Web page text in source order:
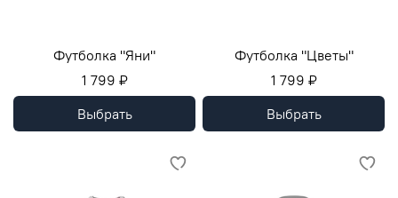
Футболка "Яни"
1 799 ₽
Выбрать
Футболка "Цветы"
1 799 ₽
Выбрать